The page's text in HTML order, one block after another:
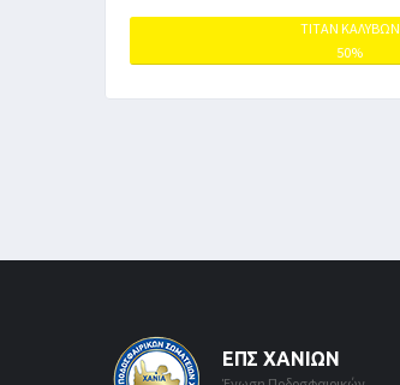
ΤΙΤΑΝ ΚΑΛΥΒΩΝ
50%
ΕΠΣ ΧΑΝΊΩΝ